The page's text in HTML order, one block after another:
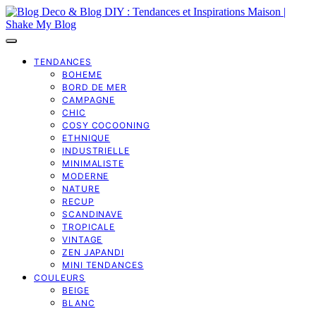
TENDANCES
BOHEME
BORD DE MER
CAMPAGNE
CHIC
COSY COCOONING
ETHNIQUE
INDUSTRIELLE
MINIMALISTE
MODERNE
NATURE
RECUP
SCANDINAVE
TROPICALE
VINTAGE
ZEN JAPANDI
MINI TENDANCES
COULEURS
BEIGE
BLANC